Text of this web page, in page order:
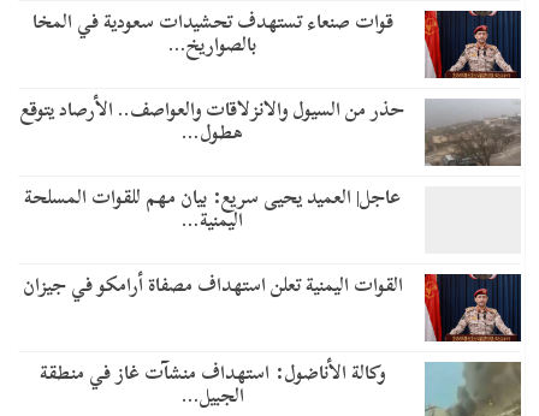
قوات صنعاء تستهدف تحشيدات سعودية في المخا
بالصواريخ…
حذر من السيول والانزلاقات والعواصف.. الأرصاد يتوقع
هطول…
عاجل| العميد يحيى سريع: بيان مهم للقوات المسلحة
اليمنية…
القوات اليمنية تعلن استهداف مصفاة أرامكو في جيزان
وكالة الأناضول: استهداف منشآت غاز في منطقة
الجبيل…